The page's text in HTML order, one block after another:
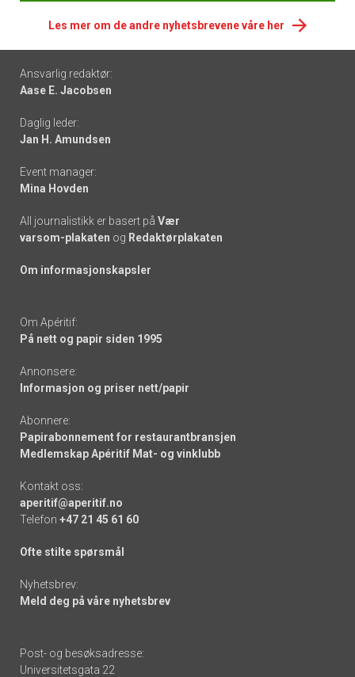
Les mer om de andre nyhetsbrevene våre her
Footer
-
links
Ansvarlig redaktør:
Aase E. Jacobsen
Daglig leder:
Jan H. Amundsen
Event manager:
Mina Hovden
All journalistikk er basert på Vær
varsom-plakaten og Redaktørplakaten
Om informasjonskapsler
Om Apéritif:
På nett og papir siden 1995
Annonsere:
Informasjon og priser nett/papir
Abonnere:
Papirabonnement for restaurantbransjen
Medlemskap Apéritif Mat- og vinklubb
Kontakt oss:
aperitif@aperitif.no
Telefon +47 21 45 61 60
Ofte stilte spørsmål
Nyhetsbrev:
Meld deg på våre nyhetsbrev
Post- og besøksadresse:
Universitetsgata 22